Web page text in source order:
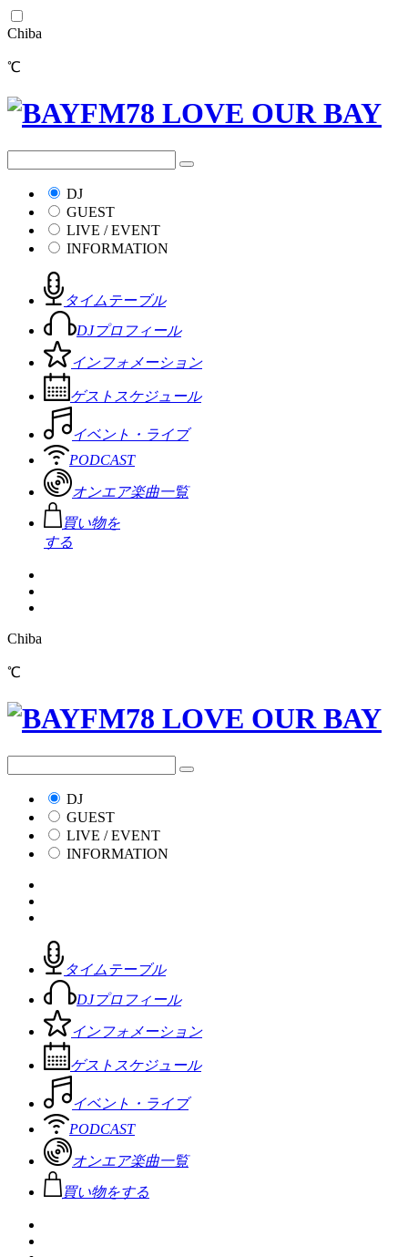
Chiba
℃
DJ
GUEST
LIVE / EVENT
INFORMATION
タイムテーブル
DJプロフィール
インフォメーション
ゲストスケジュール
イベント・ライブ
PODCAST
オンエア楽曲一覧
買い物を
する
Chiba
℃
DJ
GUEST
LIVE / EVENT
INFORMATION
タイムテーブル
DJプロフィール
インフォメーション
ゲストスケジュール
イベント・ライブ
PODCAST
オンエア楽曲一覧
買い物をする